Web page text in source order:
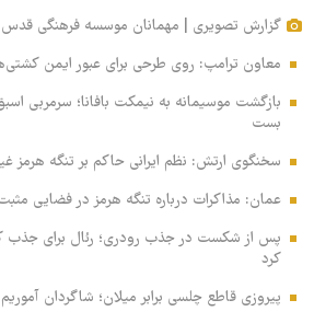
گزارش تصویری | مهمانان موسسه فرهنگی قدس
معاون ترامپ: روی طرحی برای عبور ایمن
بازگشت موسیمانه به نیمکت بافانا؛ سرمربی
بست
سخنگوی ارتش: نظم ایرانی حاکم بر تنگه هرمز
عمان: مذاکرات درباره تنگه هرمز در فضایی
پس از شکست در جذب رودری؛ رئال برای جذب
کرد
پیروزی قاطع چلسی برابر میلان؛ شاگردان